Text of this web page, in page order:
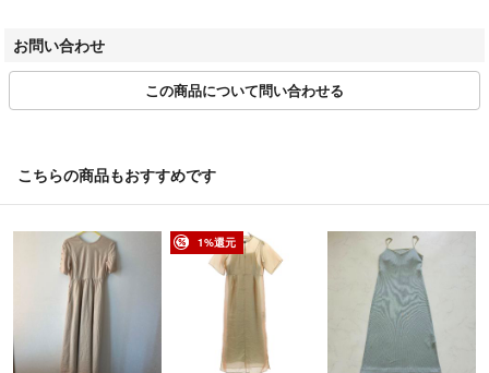
さい。
例）【商品管理ID】ITBGEGRFT8U0
・特定のお客様に対するお取り置きや専用対応は原則行っておりませ
・ご購入手続きから2営業日以内に発送いたします。
・2日後以降の受取日時指定がある場合は、コメント欄にご記入くださ
い。ご記入がない場合は、最短の指定日なしでお送りいたします。
※日曜・祝日は提携倉庫が休業となるため、発送までにお時間を頂戴す
る場合がございます。予めご了承くださいませ。
お問い合わせ
この商品について問い合わせる
こちらの商品もおすすめです
1%還元